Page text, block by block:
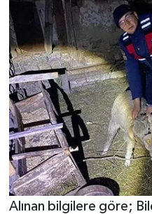
Alınan bilgilere göre;